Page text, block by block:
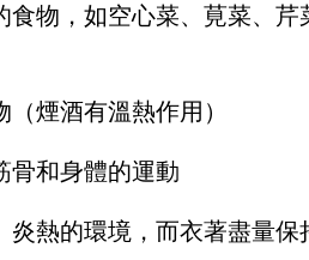
物，如空心菜、莧菜、
煙酒有溫熱作用）
骨和身體的運動
熱的環境，而衣著盡量保